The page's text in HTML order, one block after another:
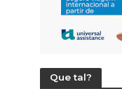
Que tal?